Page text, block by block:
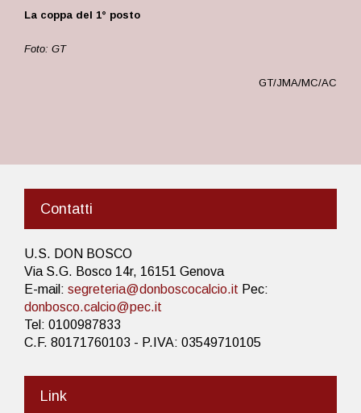
La coppa del 1° posto
Foto: GT
GT/JMA/MC/AC
Contatti
U.S. DON BOSCO
Via S.G. Bosco 14r, 16151 Genova
E-mail: segreteria@donboscocalcio.it Pec:
donbosco.calcio@pec.it
Tel: 0100987833
C.F. 80171760103 - P.IVA: 03549710105
Link